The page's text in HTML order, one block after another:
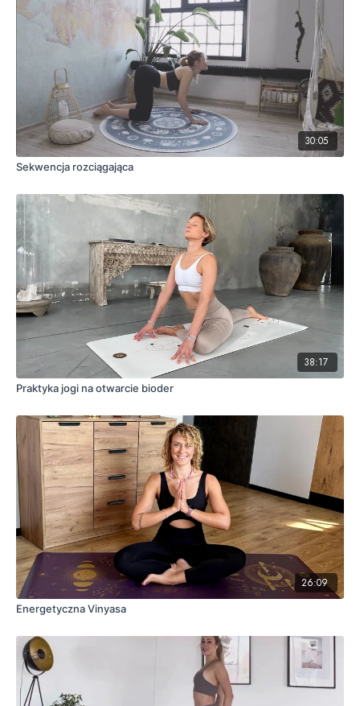
Ania praktykuje na
macie do jogi PsychobellaodMoonholi
30:05
Sekwencja rozciągająca
38:17
Praktyka jogi na otwarcie bioder
26:09
Energetyczna Vinyasa